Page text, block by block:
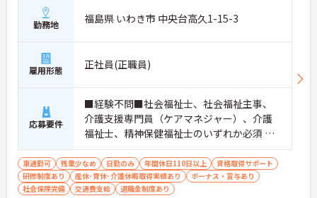
勤務地 福島県 いわき市 中央台高久1-15-3
雇用形態 正社員(正職員)
応募要件
■経験不問■社会福祉士、社会福祉主事、
介護支援専門員（ケアマネジャー）、介護
福祉士、精神保健福祉士のいずれか必須 ※
介護福祉士の場合実務経験5年以上 ■普通自
動車免許必須（AT限定可）
車通勤可 残業少なめ 日勤のみ 年間休日110日以上
資格取得サポート
研修制度あり
産休･育休･介護休暇取得実績あり
ボーナス・賞与あり
社会保険完備
交通費支給 退職金制度あり